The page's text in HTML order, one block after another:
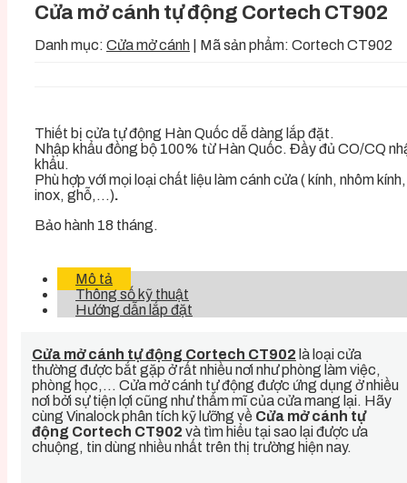
Cửa mở cánh tự động Cortech CT902
Danh mục: Cửa mở cánh Mã sản phẩm: Cortech CT902
Thiết bị cửa tự động Hàn Quốc dễ dàng lắp đặt.
Nhập khẩu đồng bộ 100% từ Hàn Quốc. Đầy đủ CO/CQ
khẩu.
Phù hợp với mọi loại chất liệu làm cánh cửa ( kính, nhôm kính,
inox, ghỗ,…).
Bảo hành 18 tháng.
Mô tả
Thông số kỹ thuật
Hướng dẫn lắp đặt
Cửa mở cánh tự động Cortech CT902 là loại cửa
thường được bắt gặp ở rất nhiều nơi như phòng làm việc,
phòng học,… Cửa mở cánh tự động được ứng dụng ở nhiều
nơi bởi sự tiện lợi cũng như thẩm mĩ của cửa mang lại. Hãy
cùng Vinalock phân tích kỹ lưỡng về Cửa mở cánh tự
động Cortech CT902 và tìm hiểu tại sao lại được ưa
chuộng, tin dùng nhiều nhất trên thị trường hiện nay.